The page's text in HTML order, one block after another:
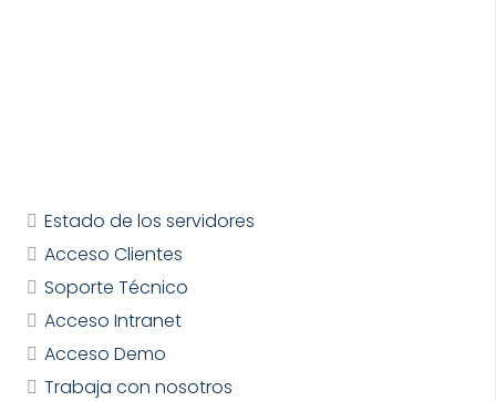
Estado de los servidores
Acceso Clientes
Soporte Técnico
Acceso Intranet
Acceso Demo
Trabaja con nosotros